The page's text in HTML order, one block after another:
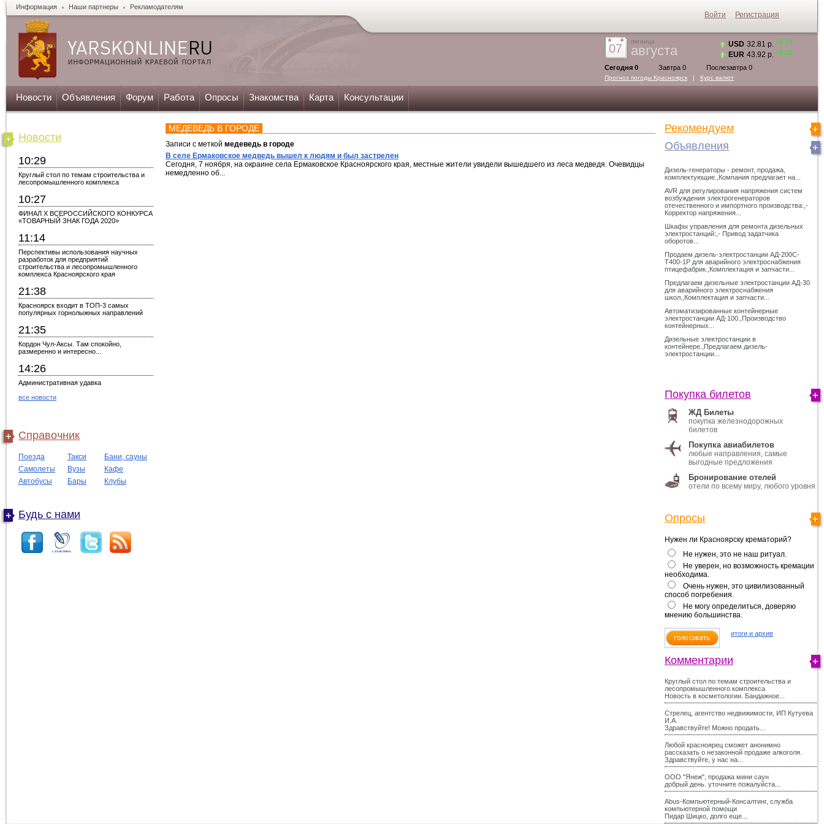
Информация Наши партнеры Рекламодателям
07
пятница
августа
Сегодня 0 Завтра 0 Послезавтра 0
Прогноз погоды Красноярск | Курс валют
USD 32.81 р. +0.15
EUR 43.92 р. +0.26
Новости Объявления Форум Работа Опросы Знакомства Карта Консультации
Новости
10:29
Круглый стол по темам строительства и
лесопромышленного комплекса
10:27
ФИНАЛ X ВСЕРОССИЙСКОГО КОНКУРСА
«ТОВАРНЫЙ ЗНАК ГОДА 2020»
11:14
Перспективы использования научных
разработок для предприятий
строительства и лесопромышленного
комплекса Красноярского края
21:38
Красноярск входит в ТОП-3 самых
популярных горнолыжных направлений
21:35
Кордон Чул-Аксы. Там спокойно,
размеренно и интересно...
14:26
Административная удавка
все новости
Справочник
Поезда Такси
Бани, сауны
Самолеты
Вузы
Кафе
Автобусы
Бары Клубы
Будь с нами
МЕДЕВЕДЬ В ГОРОДЕ
Записи с меткой медеведь в городе
В селе Ермаковское медведь вышел к людям и был застрелен
Сегодня, 7 ноября, на окраине села Ермаковское Красноярского края, местные жители увидели вышедшего из леса медведя. Очевидцы
немедленно об...
Рекомендуем
Объявления
Дизель-генераторы - ремонт, продажа,
комплектующие.,Компания предлагает на...
AVR для регулирования напряжения систем
возбуждения электрогенераторов
отечественного и импортного производства:,-
Корректор напряжения...
Шкафы управления для ремонта дизельных
электростанций:,- Привод задатчика
оборотов...
Продаем дизель-электростанции АД-200С-
Т400-1Р для аварийного электроснабжения
птицефабрик.,Комплектация и запчасти...
Предлагаем дизельные электростанции АД-30
для аварийного электроснабжения
школ.,Комплектация и запчасти...
Автоматизированные контейнерные
электростанции АД-100.,Производство
контейнерных...
Дизельные электростанции в
контейнере.,Предлагаем дизель-
электростанции...
Покупка билетов
ЖД Билеты
покупка железнодорожных
билетов
Покупка авиабилетов
любые направления, самые
выгодные предложения
Бронирование отелей
отели по всему миру, любого уровня
Опросы
Нужен ли Красноярску крематорий?
Не нужен, это не наш ритуал.
Не уверен, но возможность кремации
необходима.
Очень нужен, это цивилизованный
способ погребения.
Не могу определиться, доверяю
мнению большинства.
итоги и архив
Комментарии
Круглый стол по темам строительства и
лесопромышленного комплекса
Новость в косметологии. Бандажное...
Стрелец, агентство недвижимости, ИП Кутуева
И.А.
Здравствуйте! Можно продать...
Любой красноярец сможет анонимно
рассказать о незаконной продаже алкоголя.
Здравствуйте, у нас на...
ООО "Янеж", продажа мини саун
добрый день. уточните пожалуйста...
Abus-Компьютерный-Консалтинг, служба
компьютерной помощи
Пидар Шицко, долго еще...
Войти Регистрация